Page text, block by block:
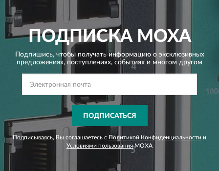
ПОДПИСКАMOXA
Подпишись, чтобы получать информацию о эксклюзивных
предложениях, поступлениях, событиях и многом другом
ПОДПИСАТЬСЯ
Подписываясь, Вы соглашаетесь с Политикой Конфиденциальности и
Условиями пользованияMOXA